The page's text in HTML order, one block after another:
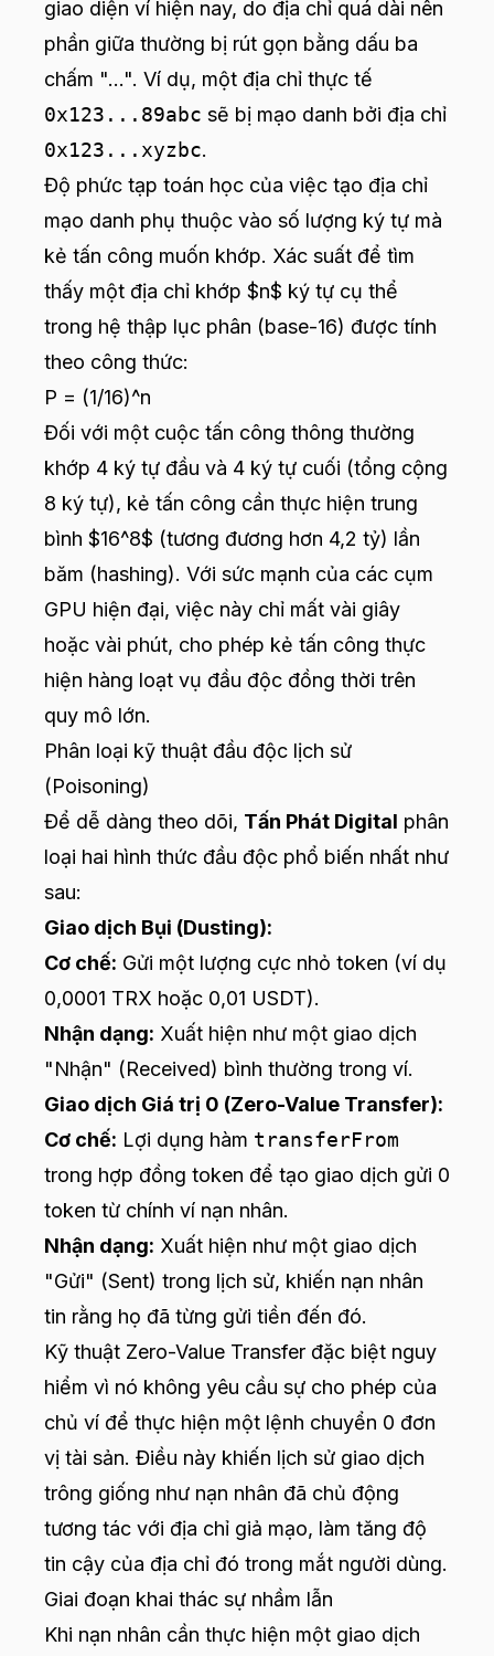
giao diện ví hiện nay, do địa chỉ quá dài nên
phần giữa thường bị rút gọn bằng dấu ba
chấm "...". Ví dụ, một địa chỉ thực tế
0x123...89abc sẽ bị mạo danh bởi địa chỉ
0x123...xyzbc.
Độ phức tạp toán học của việc tạo địa chỉ
mạo danh phụ thuộc vào số lượng ký tự mà
kẻ tấn công muốn khớp. Xác suất để tìm
thấy một địa chỉ khớp $n$ ký tự cụ thể
trong hệ thập lục phân (base-16) được tính
theo công thức:
P = (1/16)^n
Đối với một cuộc tấn công thông thường
khớp 4 ký tự đầu và 4 ký tự cuối (tổng cộng
8 ký tự), kẻ tấn công cần thực hiện trung
bình $16^8$ (tương đương hơn 4,2 tỷ) lần
băm (hashing). Với sức mạnh của các cụm
GPU hiện đại, việc này chỉ mất vài giây
hoặc vài phút, cho phép kẻ tấn công thực
hiện hàng loạt vụ đầu độc đồng thời trên
quy mô lớn.
Phân loại kỹ thuật đầu độc lịch sử
(Poisoning)
Để dễ dàng theo dõi, Tấn Phát Digital phân
loại hai hình thức đầu độc phổ biến nhất như
sau:
Giao dịch Bụi (Dusting):
Cơ chế: Gửi một lượng cực nhỏ token (ví dụ
0,0001 TRX hoặc 0,01 USDT).
Nhận dạng: Xuất hiện như một giao dịch
"Nhận" (Received) bình thường trong ví.
Giao dịch Giá trị 0 (Zero-Value Transfer):
Cơ chế: Lợi dụng hàm transferFrom
trong hợp đồng token để tạo giao dịch gửi 0
token từ chính ví nạn nhân.
Nhận dạng: Xuất hiện như một giao dịch
"Gửi" (Sent) trong lịch sử, khiến nạn nhân
tin rằng họ đã từng gửi tiền đến đó.
Kỹ thuật Zero-Value Transfer đặc biệt nguy
hiểm vì nó không yêu cầu sự cho phép của
chủ ví để thực hiện một lệnh chuyển 0 đơn
vị tài sản. Điều này khiến lịch sử giao dịch
trông giống như nạn nhân đã chủ động
tương tác với địa chỉ giả mạo, làm tăng độ
tin cậy của địa chỉ đó trong mắt người dùng.
Giai đoạn khai thác sự nhầm lẫn
Khi nạn nhân cần thực hiện một giao dịch